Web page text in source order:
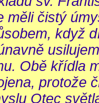
měli čistý
když
Obě křídla
protože
Otec